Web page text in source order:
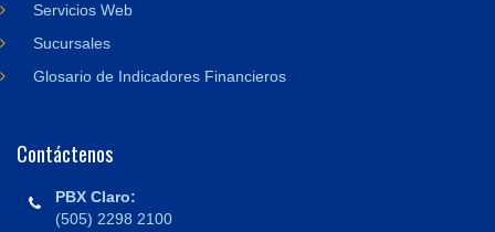
Servicios Web
Sucursales
Glosario de Indicadores Financieros
Contáctenos
PBX Claro:
(505) 2298 2100